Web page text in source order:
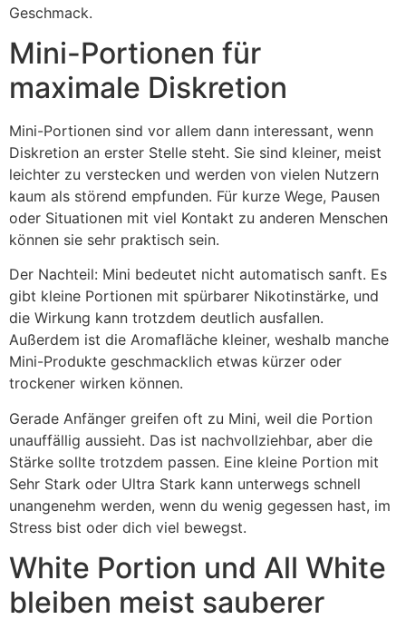
Geschmack.
Mini-Portionen für
maximale Diskretion
Mini-Portionen sind vor allem dann interessant, wenn
Diskretion an erster Stelle steht. Sie sind kleiner, meist
leichter zu verstecken und werden von vielen Nutzern
kaum als störend empfunden. Für kurze Wege, Pausen
oder Situationen mit viel Kontakt zu anderen Menschen
können sie sehr praktisch sein.
Der Nachteil: Mini bedeutet nicht automatisch sanft. Es
gibt kleine Portionen mit spürbarer Nikotinstärke, und
die Wirkung kann trotzdem deutlich ausfallen.
Außerdem ist die Aromafläche kleiner, weshalb manche
Mini-Produkte geschmacklich etwas kürzer oder
trockener wirken können.
Gerade Anfänger greifen oft zu Mini, weil die Portion
unauffällig aussieht. Das ist nachvollziehbar, aber die
Stärke sollte trotzdem passen. Eine kleine Portion mit
Sehr Stark oder Ultra Stark kann unterwegs schnell
unangenehm werden, wenn du wenig gegessen hast, im
Stress bist oder dich viel bewegst.
White Portion und All White
bleiben meist sauberer